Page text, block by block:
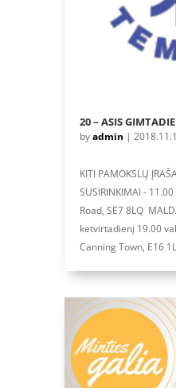
20 – ASIS
byadmin |
KITI PAMOKSLŲ
SUSIRINKIMAI -
Road, SE7 8LQ
ketvirtadienį 19.00
Canning Town, E16